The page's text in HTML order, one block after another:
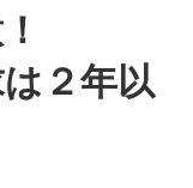
２年以